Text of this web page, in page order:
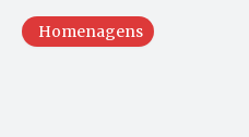
Homenagens